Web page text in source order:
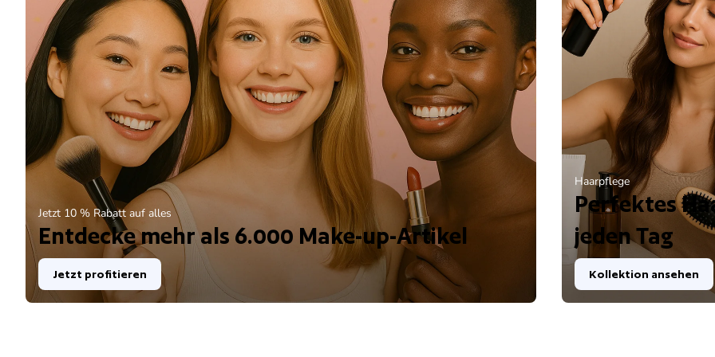
Jetzt 10 % Rabatt auf alles
Entdecke mehr als 6.000 Make-up-Artikel
Jetzt profitieren
Haarpflege
Perfektes
jeden Tag
Kollektion ansehen